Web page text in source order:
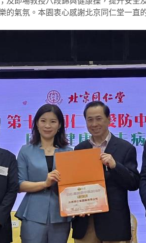
氣氛。本園衷心感謝北京同仁堂一直